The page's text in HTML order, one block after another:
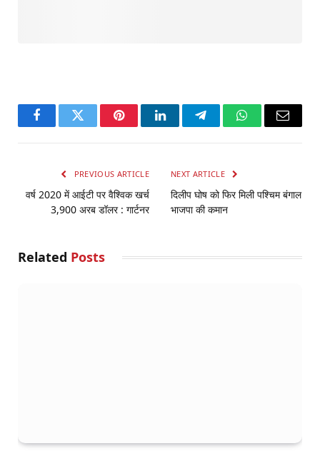
FacebookTwitter PinterestLinkedInTelegramWhatsApp
Email
PREVIOUS ARTICLE
वर्ष 2020 में आईटी पर वैश्विक खर्च
3,900 अरब डॉलर : गार्टनर
NEXT ARTICLE
दिलीप घोष को फिर मिली पश्चिम बंगाल
भाजपा की कमान
Related Posts